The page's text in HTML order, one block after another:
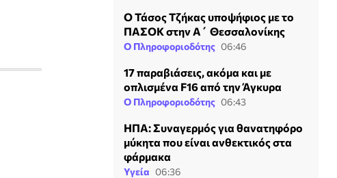
Ο Τάσος Τζήκας υποψήφιος με το
ΠΑΣΟΚ στην Α΄ Θεσσαλονίκης
Ο Πληροφοριοδότης 06:46
17 παραβιάσεις, ακόμα και με
οπλισμένα F16 από την Άγκυρα
Ο Πληροφοριοδότης 06:43
ΗΠΑ: Συναγερμός για θανατηφόρο
μύκητα που είναι ανθεκτικός στα
φάρμακα
Υγεία 06:36